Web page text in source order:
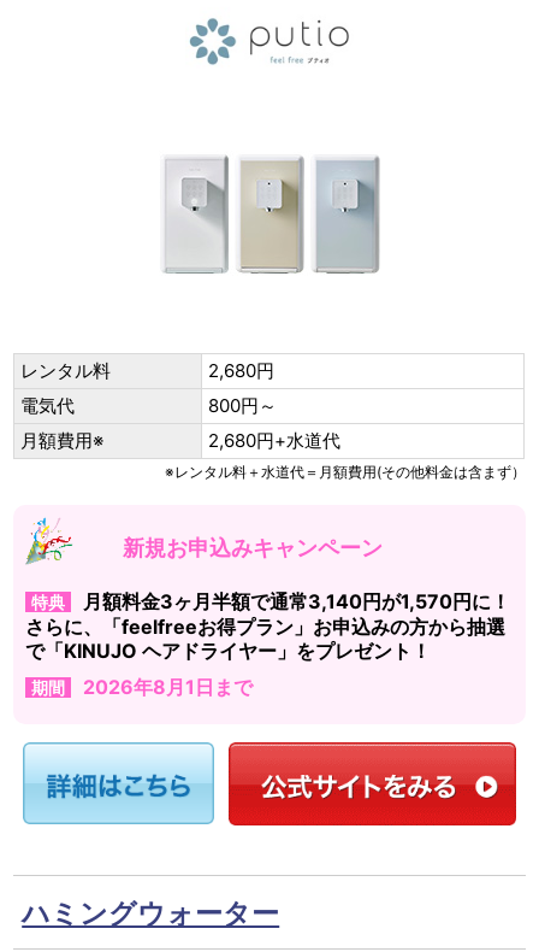
レンタル料
2,680円
電気代
800円～
月額費用※
2,680円+水道代
※レンタル料＋水道代＝月額費用(その他料金は含まず）
新規お申込みキャンペーン
特典
月額料金3ヶ月半額で通常3,140円が1,570円に！
さらに、「feelfreeお得プラン」お申込みの方から抽選
で「KINUJO ヘアドライヤー」をプレゼント！
期間 2026年8月1日まで
ハミングウォーター